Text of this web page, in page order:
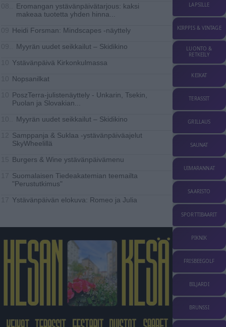
Eromangan ystävänpäivätarjous: kaksi
makeaa tuotetta yhden hinna...
Heidi Forsman: Mindscapes -näyttely
Myyrän uudet seikkailut – Skidikino
Ystävänpäivä Kirkonkulmassa
Nopsanilkat
PoszTerra-julistenäyttely - Unkarin, Tsekin,
Puolan ja Slovakian...
Myyrän uudet seikkailut – Skidikino
Samppanja & Suklaa -ystävänpäiväajelut
SkyWheelillä
Burgers & Wine ystävänpäivämenu
Suomalaisen Tiedeakatemian teemailta
"Perustutkimus"
Ystävänpäivän elokuva: Romeo ja Julia
LAPSILLE
KIRPPIS & VINTAGE
LUONTO &
RETKEILY
KEIKAT
TERASSIT
GRILLAUS
SAUNAT
UIMARANNAT
SAARISTO
SPORTTIBAARIT
PIKNIK
FRISBEEGOLF
BILJARDI
BRUNSSI